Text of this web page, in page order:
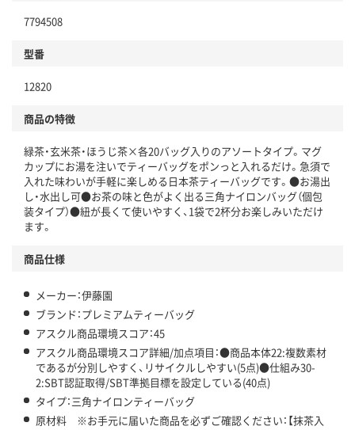
仕組
この商品の環境配慮ポイントです。下記商品詳細「
アスクル商品環境スコア詳細／加点項目
」で確認できます。
7794508
型番
12820
商品の特徴
緑茶・玄米茶・ほうじ茶×各20バッグ入りのアソートタイプ。マグ
カップにお湯を注いでティーバッグをポンっと入れるだけ。急須で
入れた味わいが手軽に楽しめる日本茶ティーバッグです。●お湯出
し・水出し可●お茶の味と色がよく出る三角ナイロンバッグ（個包
装タイプ）●紐が長くて使いやすく、1袋で2杯分お楽しみいただけ
ます。
商品仕様
メーカー：伊藤園
ブランド：プレミアムティーバッグ
アスクル商品環境スコア：45
アスクル商品環境スコア詳細/加点項目：●商品本体22:複数素材
であるが分別しやすく、リサイクルしやすい(5点)●仕組み30-
2:SBT認証取得/SBT準拠目標を設定している(40点)
タイプ：三角ナイロンティーバッグ
原材料 ※お手元に届いた商品を必ずご確認ください：【抹茶入